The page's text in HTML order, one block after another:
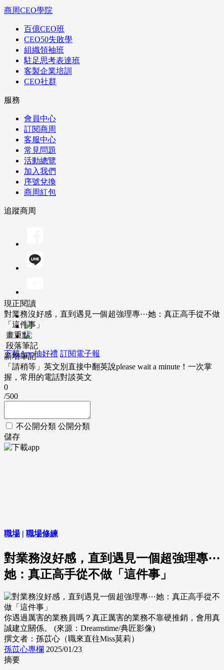
商周CEO學院
百億CEO班
CEO50失敗學
組織領袖班
駐足思考表達班
客製企業培訓
CEO社群
服務
會員中心
訂閱商周
客服中心
常見問題
活動總覽
加入我們
序號兌換
商周紅包
追蹤商周
下載App抽好禮 訂閱電子報
現正閱讀
對業務沒好感，直到遇見一個超強理專⋯她：真正高手從不做
「這件事」
畫重點
段落筆記
新增筆記
「請稍等」英文別直接中翻英說please wait a minute！一次掌
握，常用的電話對談英文
0
/500
不公開分類 公開分類
儲存
職場| 職場修練
對業務沒好感，直到遇見一個超強理專⋯
她：真正高手從不做「這件事」
你遇過厲害的業務員嗎？真正厲害的業務不靠硬推銷，會用真
誠建立關係。 (來源：Dreamstime/典匠影像)
撰文者：孫苡心（職來直往Miss莫莉）
孫苡心專欄 2025/01/23
摘要